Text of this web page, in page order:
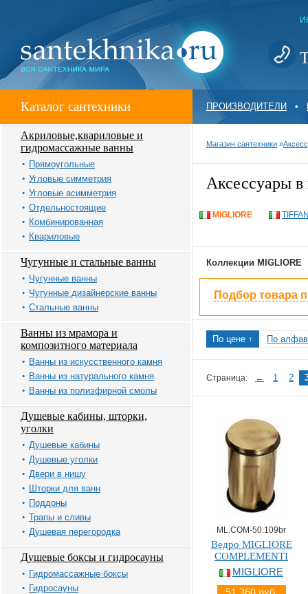
Каталог сантехники ПРОИЗВОДИТЕЛИ •
Акриловые,квариловые и
гидромассажные ванны
Прямоугольные
Угловые симметрия
Угловые асимметрия
Отдельностоящие
Комбинированная
Квариловые
Чугунные и стальные ванны
Чугунные ванны
Чугунные дизайнерские ванны
Стальные ванны
Ванны из мрамора и
композитного материала
Ванны из искусственного камня
Ванны из натурального камня
Ванны из полиэфирной смолы
Душевые кабины, шторки,
уголки
Душевые кабины
Душевые уголки
Двери в нишу
Шторки для ванн
Поддоны
Трапы и сливы
Душевая перегородка
Душевые боксы и гидросауны
Гидромассажные боксы
Гидросауны
Магазин сантехники »
Аксессуары
MIGLIORE
Коллекции MIGLIORE
Подбор товара
По цене ↑ По
Страница: ← 1 2
ML.COM-50.109br
Ведро MIGLIORE
COMPLEMENTI
MIGLIORE